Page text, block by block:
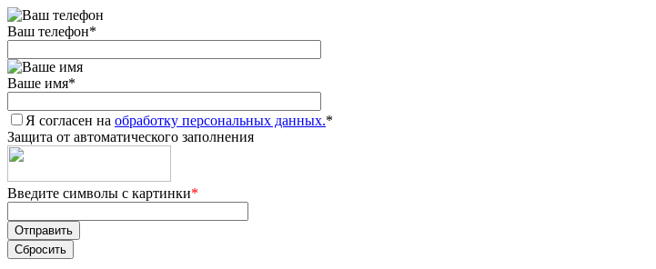
Ваш телефон*
Ваше имя*
Я согласен на обработку персональных данных.*
Защита от автоматического заполнения
Введите символы с картинки*